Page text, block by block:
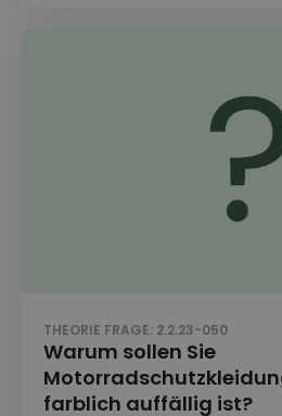
THEORIE FRAGE: 2.2.23-050
Warum sollen Sie
farblich auffällig ist?